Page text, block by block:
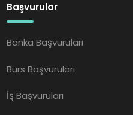
Başvurular
Banka Başvuruları
Burs Başvuruları
İş Başvuruları